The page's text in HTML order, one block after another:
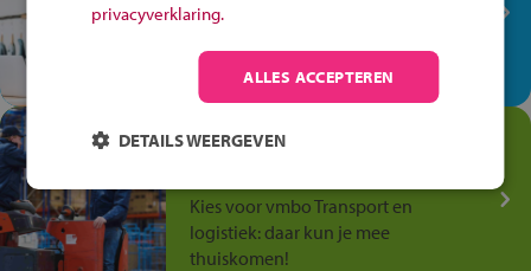
Ontdek via het vmbo jouw talent
op de winkelvloer, waar elke dag
anders is!
Jouw talent in de
Kies voor vmbo Transport en
logistiek: daar kun je mee
thuiskomen!
privacyverklaring.
ALLES ACCEPTEREN
DETAILS WEERGEVEN